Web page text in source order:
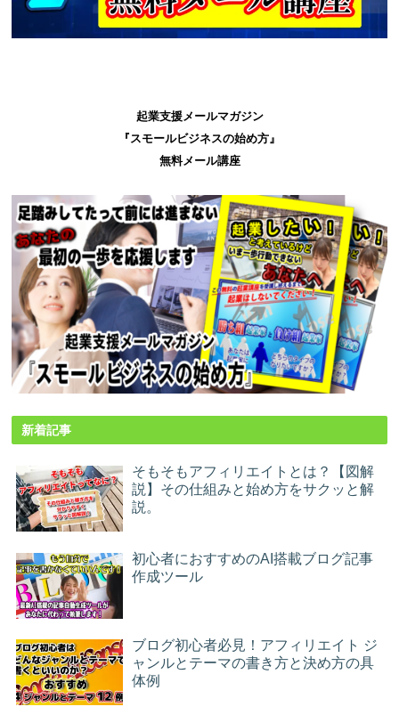
起業支援メールマガジン
『スモールビジネスの始め方』
無料メール講座
新着記事
そもそもアフィリエイトとは？【図解
説】その仕組みと始め方をサクッと解
説。
初心者におすすめのAI搭載ブログ記事
作成ツール
ブログ初心者必見！アフィリエイト ジ
ャンルとテーマの書き方と決め方の具
体例